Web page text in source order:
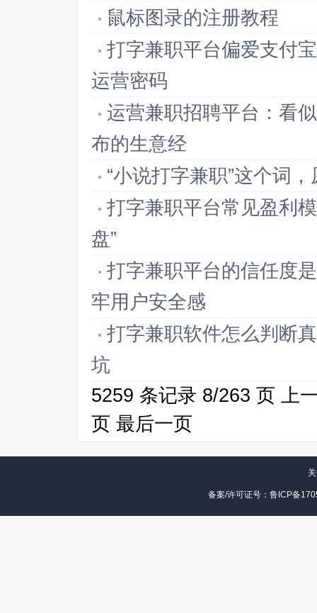
鼠标图录的注册教程
打字兼职平台偏爱支付
运营密码
运营兼职招聘平台：看
布的生意经
“小说打字兼职”这个词
打字兼职平台常见盈利
盘”
打字兼职平台的信任度
牢用户安全感
打字兼职软件怎么判断
坑
5259 条记录 8/263 页 上
页 最后一页
备案/许可证号：鲁ICP备